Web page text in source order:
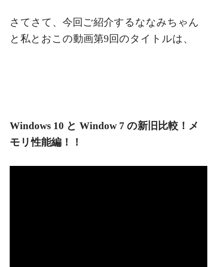
さてさて、今回ご紹介するななみちゃん
と私とおこの動画第9回のタイトルは、
Windows 10 と Window 7 の新旧比較！メ
モリ性能編！！